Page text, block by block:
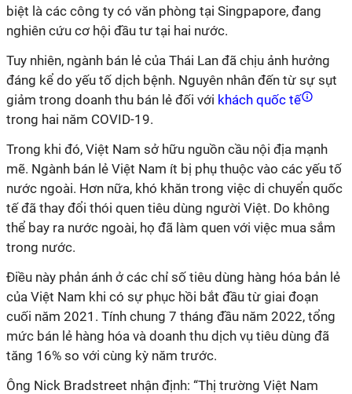
biệt là các công ty có văn phòng tại Singpapore, đang
nghiên cứu cơ hội đầu tư tại hai nước.
Tuy nhiên, ngành bán lẻ của Thái Lan đã chịu ảnh hưởng
đáng kể do yếu tố dịch bệnh. Nguyên nhân đến từ sự sụt
giảm trong doanh thu bán lẻ đối với khách quốc tế
trong hai năm COVID-19.
Trong khi đó, Việt Nam sở hữu nguồn cầu nội địa mạnh
mẽ. Ngành bán lẻ Việt Nam ít bị phụ thuộc vào các yếu tố
nước ngoài. Hơn nữa, khó khăn trong việc di chuyển quốc
tế đã thay đổi thói quen tiêu dùng người Việt. Do không
thể bay ra nước ngoài, họ đã làm quen với việc mua sắm
trong nước.
Điều này phản ánh ở các chỉ số tiêu dùng hàng hóa bản lẻ
của Việt Nam khi có sự phục hồi bắt đầu từ giai đoạn
cuối năm 2021. Tính chung 7 tháng đầu năm 2022, tổng
mức bán lẻ hàng hóa và doanh thu dịch vụ tiêu dùng đã
tăng 16% so với cùng kỳ năm trước.
Ông Nick Bradstreet nhận định: “Thị trường Việt Nam